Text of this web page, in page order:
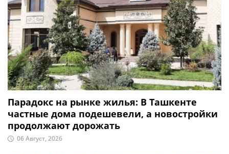
Парадокс на рынке жилья: В Ташкенте
частные дома подешевели, а новостройки
продолжают дорожать
06 Август, 2026